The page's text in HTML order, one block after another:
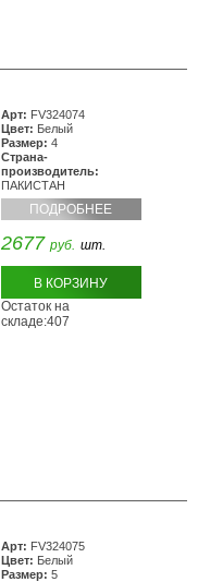
Арт: FV324074
Цвет: Белый
Размер: 4
Страна-
производитель:
ПАКИСТАН
ПОДРОБНЕЕ
2677 руб. шт.
В КОРЗИНУ
Остаток на
складе:407
Арт: FV324075
Цвет: Белый
Размер: 5